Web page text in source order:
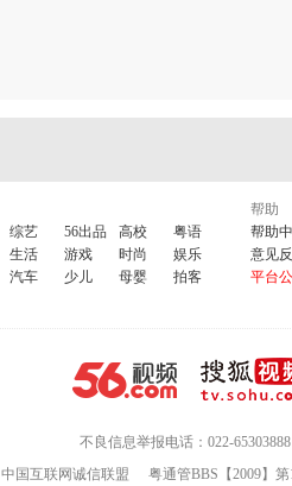
综艺 56出品 高校
粤语
生活 游戏 时尚
娱乐
汽车 少儿 母婴 拍客
帮助
帮助
意见
平台
不良信息举报电话：022-65303888
中国互联网诚信联盟 粤通管BBS【2009】